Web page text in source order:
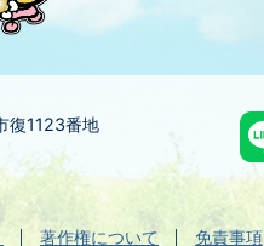
復1123番地
著作権について 免責事項